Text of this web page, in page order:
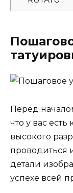
Перед
что у вас
высокого
проводиться
детали
успехе всей